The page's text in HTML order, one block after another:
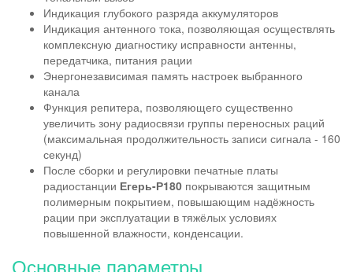
Индикация глубокого разряда аккумуляторов
Индикация антенного тока, позволяющая осуществлять
комплексную диагностику исправности антенны,
передатчика, питания рации
Энергонезависимая память настроек выбранного
канала
Функция репитера, позволяющего существенно
увеличить зону радиосвязи группы переносных раций
(максимальная продолжительность записи сигнала - 160
секунд)
После сборки и регулировки печатные платы
радиостанции Егерь-Р180 покрываются защитным
полимерным покрытием, повышающим надёжность
рации при эксплуатации в тяжёлых условиях
повышенной влажности, конденсации.
Основные параметры